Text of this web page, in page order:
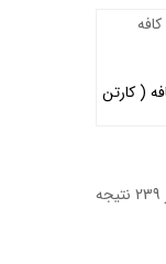
( کارتن